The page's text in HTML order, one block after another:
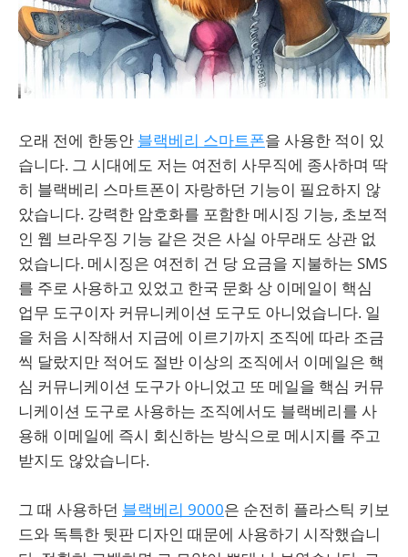
오래 전에 한동안 블랙베리 스마트폰을 사용한 적이 있
습니다. 그 시대에도 저는 여전히 사무직에 종사하며 딱
히 블랙베리 스마트폰이 자랑하던 기능이 필요하지 않
았습니다. 강력한 암호화를 포함한 메시징 기능, 초보적
인 웹 브라우징 기능 같은 것은 사실 아무래도 상관 없
었습니다. 메시징은 여전히 건 당 요금을 지불하는 SMS
를 주로 사용하고 있었고 한국 문화 상 이메일이 핵심
업무 도구이자 커뮤니케이션 도구도 아니었습니다. 일
을 처음 시작해서 지금에 이르기까지 조직에 따라 조금
씩 달랐지만 적어도 절반 이상의 조직에서 이메일은 핵
심 커뮤니케이션 도구가 아니었고 또 메일을 핵심 커뮤
니케이션 도구로 사용하는 조직에서도 블랙베리를 사
용해 이메일에 즉시 회신하는 방식으로 메시지를 주고
받지도 않았습니다.
그 때 사용하던 블랙베리 9000은 순전히 플라스틱 키보
드와 독특한 뒷판 디자인 때문에 사용하기 시작했습니